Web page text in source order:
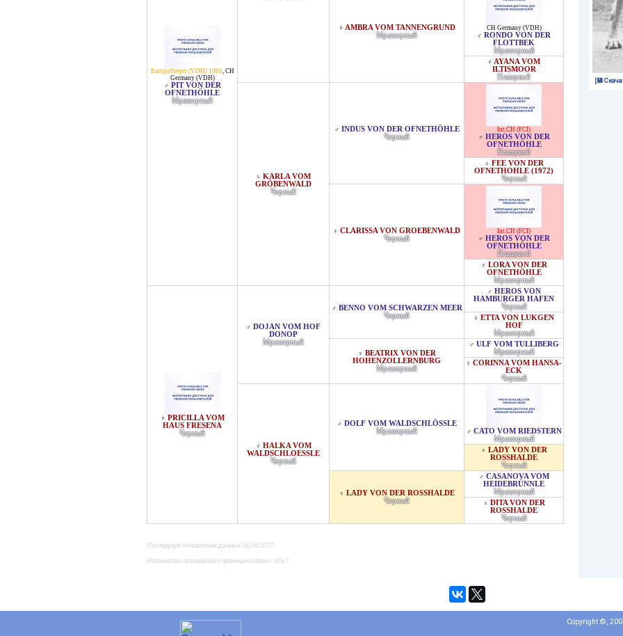
EuropaSieger (VDH) 1986, CH
Germany (VDH)
♂ PIT VON DER
OFNETHÖHLE
Мраморный
♀ AMBRA VOM TANNENGRUND
Мраморный
CH Germany (VDH)
♂ RONDO VON DER
FLOTTBEK
Мраморный
♀ AYANA VOM
ILTISMOOR
Плащевой
♀ KARLA VOM
GRÖBENWALD
Черный
♂ INDUS VON DER OFNETHÖHLE
Черный
Int.CH (FCI)
♂ HEROS VON DER
OFNETHÖHLE
Плащевой
♀ FEE VON DER
OFNETHOHLE (1972)
Черный
♀ CLARISSA VON GROEBENWALD
Черный
Int.CH (FCI)
♂ HEROS VON DER
OFNETHÖHLE
Плащевой
♀ LORA VON DER
OFNETHÖHLE
Мраморный
♀ PRICILLA VOM
HAUS FRESENA
Черный
♂ DOJAN VOM HOF
DONOP
Мраморный
♂ BENNO VOM SCHWARZEN MEER
Черный
♂ HEROS VON
HAMBURGER HAFEN
Черный
♀ ETTA VON LUKGEN
HOF
Мраморный
♀ BEATRIX VON DER
HOHENZOLLERNBURG
Мраморный
♂ ULF VOM TULLIBERG
Мраморный
♀ CORINNA VOM HANSA-
ECK
Черный
♀ HALKA VOM
WALDSCHLOESSLE
Черный
♂ DOLF VOM WALDSCHLÖSSLE
Мраморный
♂ CATO VOM RIEDSTERN
Мраморный
♀ LADY VON DER
ROSSHALDE
Черный
♀ LADY VON DER ROSSHALDE
Черный
♂ CASANOVA VOM
HEIDEBRÜNNLE
Мраморный
♀ DITA VON DER
ROSSHALDE
Черный
Последнее обновление данных 26.08.2017
Количество посещений страницы собаки - 5167
[💾
Copyright ©,